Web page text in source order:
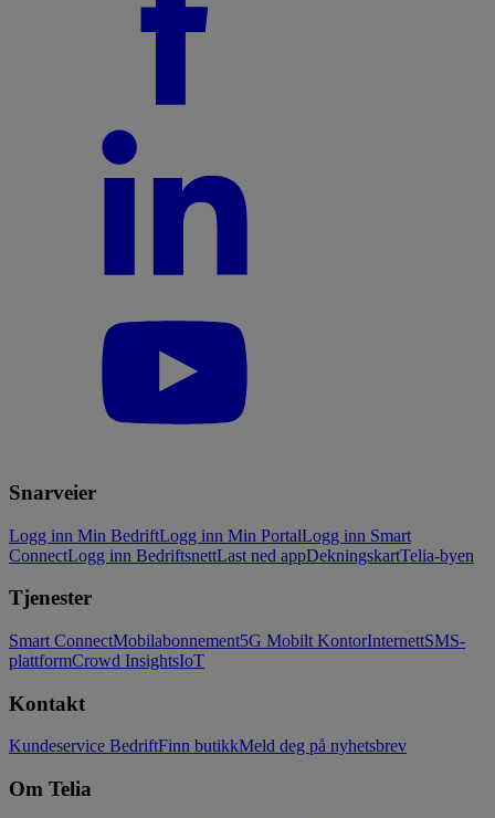
Snarveier
Logg inn Min BedriftLogg inn Min PortalLogg inn Smart
ConnectLogg inn BedriftsnettLast ned appDekningskartTelia-byen
Tjenester
Smart ConnectMobilabonnement5G Mobilt KontorInternettSMS-
plattformCrowd InsightsIoT
Kontakt
Kundeservice BedriftFinn butikkMeld deg på nyhetsbrev
Om Telia